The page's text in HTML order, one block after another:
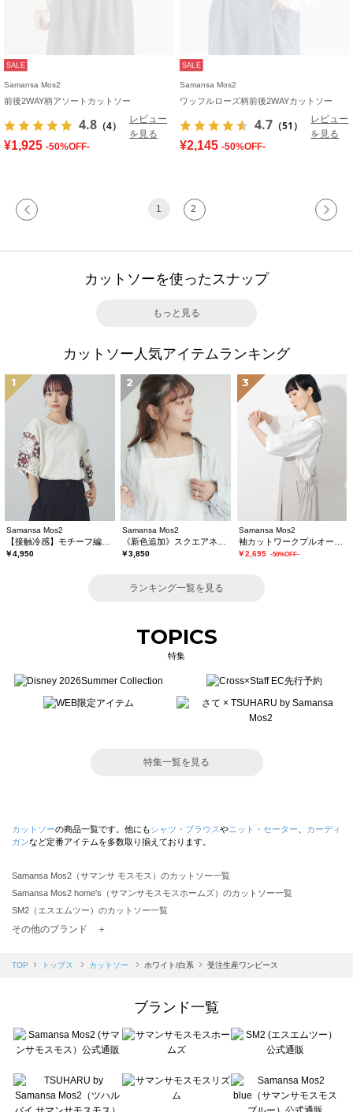
SALE
Samansa Mos2
前後2WAY柄アソートカットソー
4.8 （4）
レビュー
を見る
¥1,925 -50%OFF-
SALE
Samansa Mos2
ワッフルローズ柄前後2WAYカットソー
4.7 （51）
レビュー
を見る
¥2,145 -50%OFF-
1 2
カットソーを使ったスナップ
もっと見る
カットソー人気アイテムランキング
1
Samansa Mos2
￥4,950
2
Samansa Mos2
￥3,850
3
Samansa Mos2
￥2,695 -50%OFF-
ランキング一覧を見る
TOPICS
特集
特集一覧を見る
カットソーの商品一覧です。他にもシャツ・ブラウスやニット・セーター
カーディ
ガンなど定番アイテムを多数取り揃えております。
Samansa Mos2（サマンサ モスモス）のカットソー一覧
Samansa Mos2 home's（サマンサモスモスホームズ）のカットソー一覧
SM2（エスエムツー）のカットソー一覧
TSUHARU by Samansa Mos2（ツハルバイサマンサモスモス）のカットソー一覧
Samansa Mos2 blue（サマンサモスモス ブルー）のカットソー一覧
sō4ū（ソウフォーユー）のカットソー一覧
Te chichi（テチチ）のカットソー一覧
Te chichi CLASSIC（テチチ クラシック）のカットソー一覧
Lugnoncure（ルノンキュール）のカットソー一覧
BETTY'S BLUE（べティーズブルー）のカットソー一覧
その他のブランド ＋
TOP トップス カットソー ホワイト/白系 受注生産ワンピース
ブランド一覧